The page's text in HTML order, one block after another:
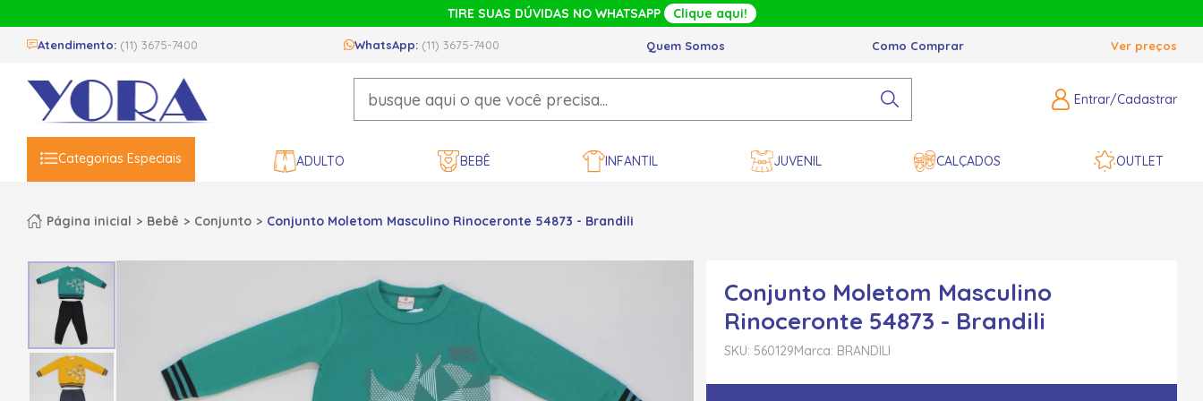
TIRE SUAS DÚVIDAS NO WHATSAPP Clique aqui!
Atendimento: (11) 3675-7400 WhatsApp: (11) 3675-7400 Quem Somos Como Comprar Ver preços
Entrar/Cadastrar
Categorias Especiais ADULTO BEBÊ INFANTIL JUVENIL CALÇADOS OUTLET
Página inicial Bebê Conjunto Conjunto Moletom Masculino Rinoceronte 54873 - Brandili
Conjunto Moletom Masculino
Rinoceronte 54873 - Brandili
SKU: 560129Marca: BRANDILI